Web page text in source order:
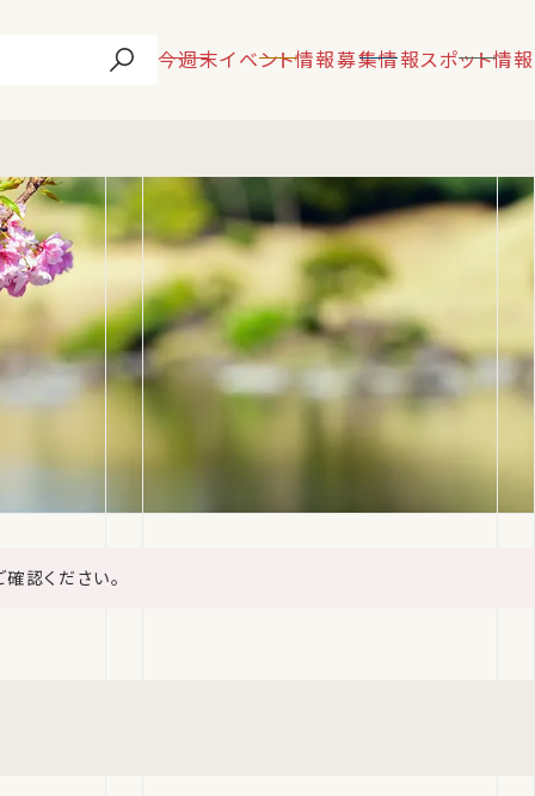
今週末イベント情報募集情報スポット情報
認ください。